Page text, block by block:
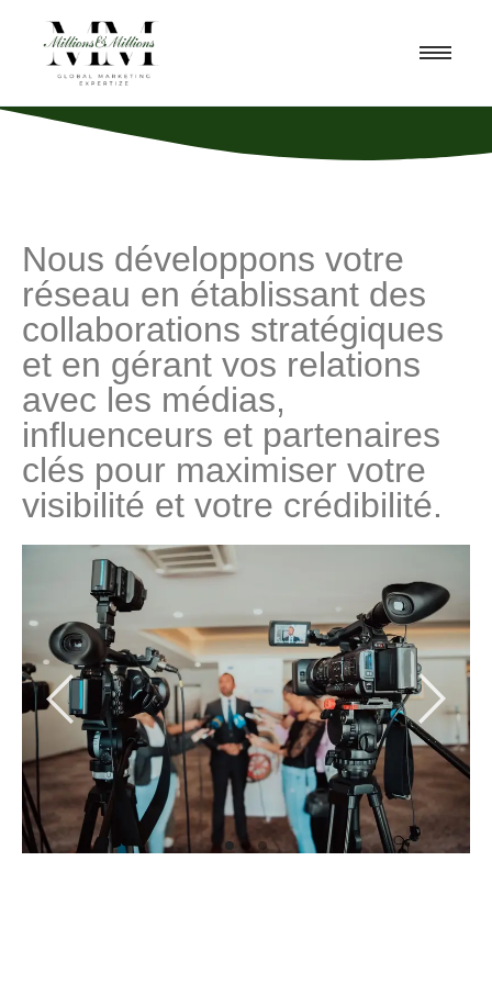
RELATIONS PUBLIQUES &
Nous développons votre
réseau en établissant des
collaborations stratégiques
et en gérant vos relations
avec les médias,
influenceurs et partenaires
clés pour maximiser votre
visibilité et votre crédibilité.